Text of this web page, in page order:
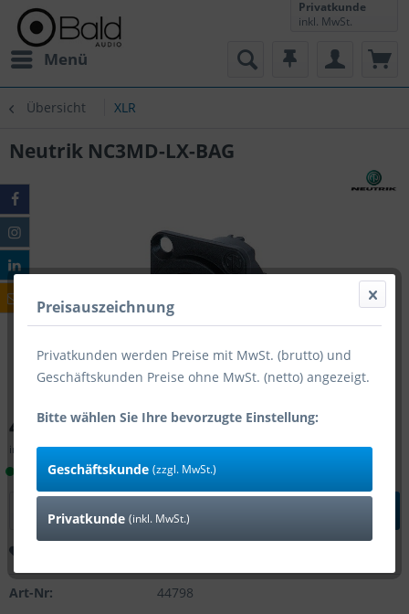
Menü
Privatkunde
inkl. MwSt.
Übersicht XLR
Neutrik NC3MD-LX-BAG
4,49 € *
inkl. MwSt.zzgl. Versandkosten
Lieferzeit 1-4 Tage (Bestand: 15)
Art-Nr: 44798
Preisauszeichnung
Privatkunden werden Preise mit MwSt. (brutto) und
Geschäftskunden Preise ohne MwSt. (netto) angezeigt.
Bitte wählen Sie Ihre bevorzugte Einstellung:
Geschäftskunde (zzgl. MwSt.)
Privatkunde (inkl. MwSt.)